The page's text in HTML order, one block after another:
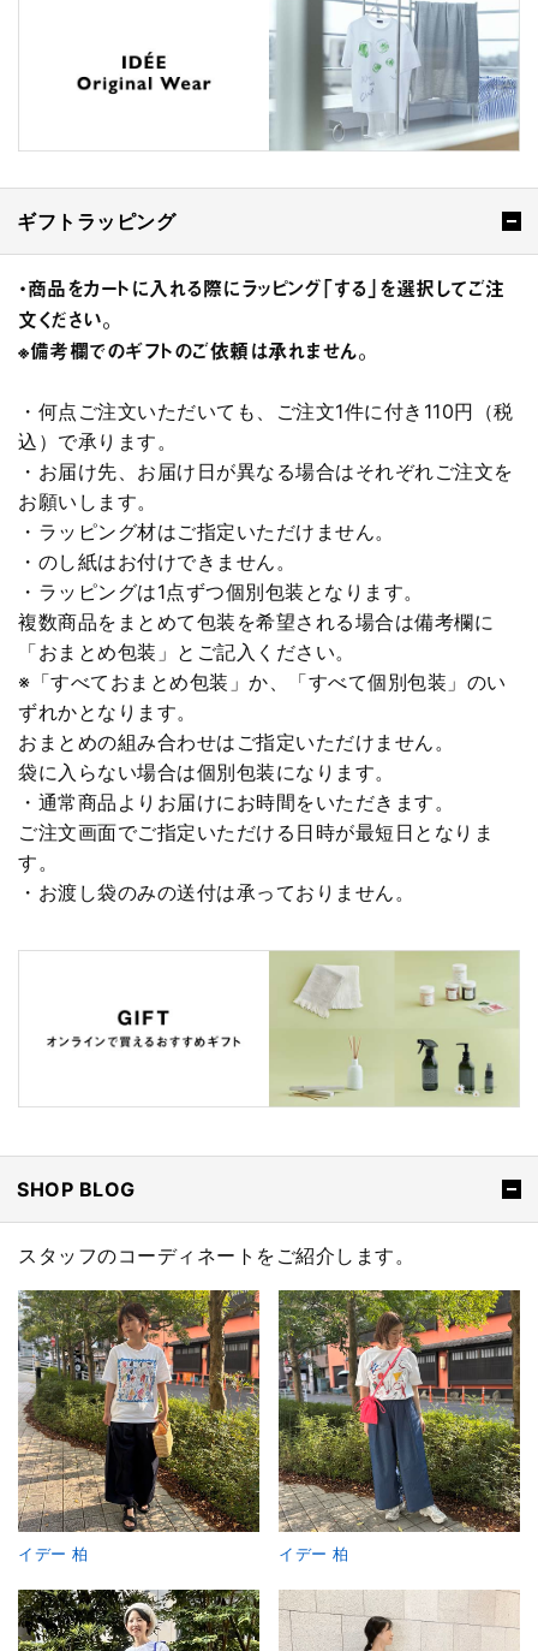
ギフトラッピング
・商品をカートに入れる際にラッピング「する」を選択してご注
文ください。
※備考欄でのギフトのご依頼は承れません。
・何点ご注文いただいても、ご注文1件に付き110円（税
込）で承ります。
・お届け先、お届け日が異なる場合はそれぞれご注文を
お願いします。
・ラッピング材はご指定いただけません。
・のし紙はお付けできません。
・ラッピングは1点ずつ個別包装となります。
複数商品をまとめて包装を希望される場合は備考欄に
「おまとめ包装」とご記入ください。
※「すべておまとめ包装」か、「すべて個別包装」のい
ずれかとなります。
おまとめの組み合わせはご指定いただけません。
袋に入らない場合は個別包装になります。
・通常商品よりお届けにお時間をいただきます。
ご注文画面でご指定いただける日時が最短日となりま
す。
・お渡し袋のみの送付は承っておりません。
SHOP BLOG
スタッフのコーディネートをご紹介します。
イデー 柏 イデー 柏